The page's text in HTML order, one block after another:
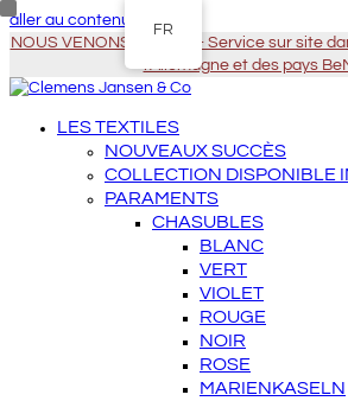
aller au contenu principal
NOUS VENONS À VOUS - Service sur site
l'Allemagne et des pays
LES TEXTILES
NOUVEAUX SUCCÈS
COLLECTION DISPONIBLE
PARAMENTS
CHASUBLES
BLANC
VERT
VIOLET
ROUGE
NOIR
ROSE
MARIENKASELN
FR